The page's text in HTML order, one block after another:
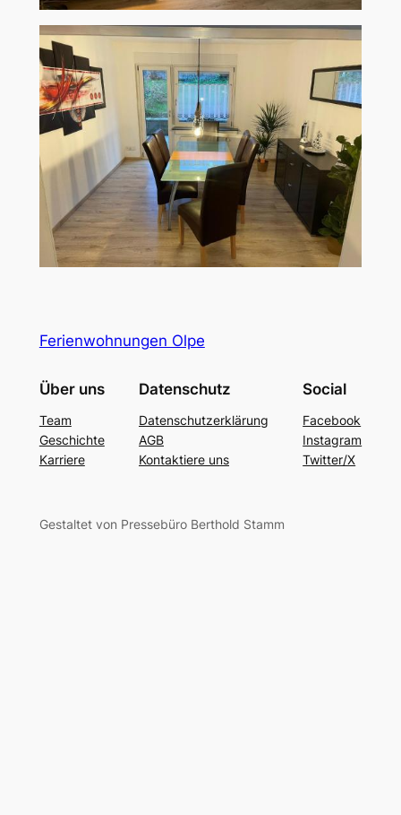
Ferienwohnungen Olpe
Über uns
Team
Geschichte
Karriere
Datenschutz
Datenschutzerklärung
AGB
Kontaktiere uns
Social
Facebook
Instagram
Twitter/X
Gestaltet von Pressebüro Berthold Stamm